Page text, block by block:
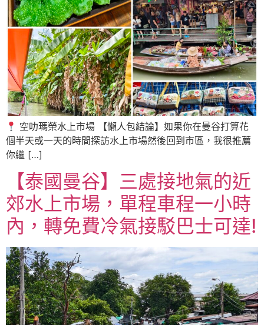
空叻瑪榮水上市場 【懶人包結論】如果你在曼谷打算花
個半天或一天的時間探訪水上市場然後回到市區，我很推薦
你繼 […]
【泰國曼谷】三處接地氣的近
郊水上市場，單程車程一小時
內，轉免費冷氣接駁巴士可達!